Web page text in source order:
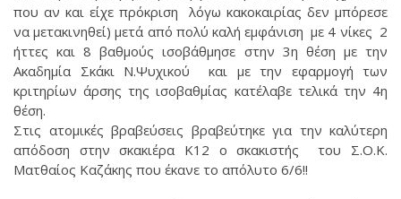
που αν και είχε πρόκριση λόγω κακοκαιρίας δεν μπόρεσε
να μετακινηθεί) μετά από πολύ καλή εμφάνιση με 4 νίκες 2
ήττες και 8 βαθμούς ισοβάθμησε στην 3η θέση με την
Ακαδημία Σκάκι Ν.Ψυχικού και με την εφαρμογή των
κριτηρίων άρσης της ισοβαθμίας κατέλαβε τελικά την 4η
θέση.
Στις ατομικές βραβεύσεις βραβεύτηκε για την καλύτερη
απόδοση στην σκακιέρα Κ12 ο σκακιστής του Σ.Ο.Κ.
Ματθαίος Καζάκης που έκανε το απόλυτο 6/6!!